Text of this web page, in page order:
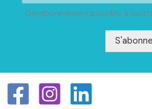
Désabonnement possible à tout